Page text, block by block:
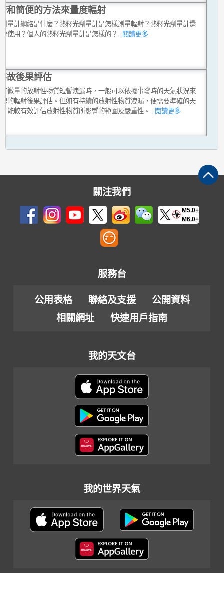
和簡便的方法來量度輻射
量計網絡是什麼？熱釋光劑量計是怎樣測量輻射？熱釋光劑量計還
使用？個人的熱釋光劑量計是怎樣的？
...閱讀更多
故後果評估
微量的放射性物質短暫洩漏時，一般可以依據事發時的天氣狀況來
的輻射後果評估。但如有持續的放射性物質洩漏，便需要準確的天
能較有效評估放射性物質所影響的範圍及嚴重性。 ...閱讀更多
關注我們
M5.0+
M6.0+
服務台
公用表格 聯絡及支援
公開資料
相關網址
快速用戶指南
我的天文台
我的世界天氣